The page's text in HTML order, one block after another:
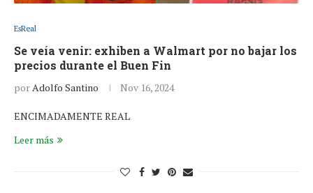
EsReal
Se veía venir: exhiben a Walmart por no bajar los
precios durante el Buen Fin
porAdolfo Santino Nov 16, 2024
ENCIMADAMENTE REAL
Leer más